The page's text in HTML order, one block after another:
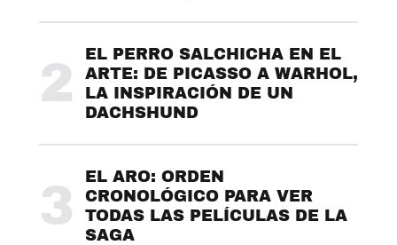
2
EL PERRO SALCHICHA EN EL
ARTE: DE PICASSO A WARHOL,
LA INSPIRACIÓN DE UN
DACHSHUND
3
EL ARO: ORDEN
CRONOLÓGICO PARA VER
TODAS LAS PELÍCULAS DE LA
SAGA